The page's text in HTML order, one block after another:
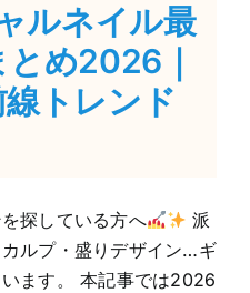
ルネイル最
め2026｜
トレンド
探している方へ
派
ルプ・盛りデザイン…ギ
ます。 本記事では2026